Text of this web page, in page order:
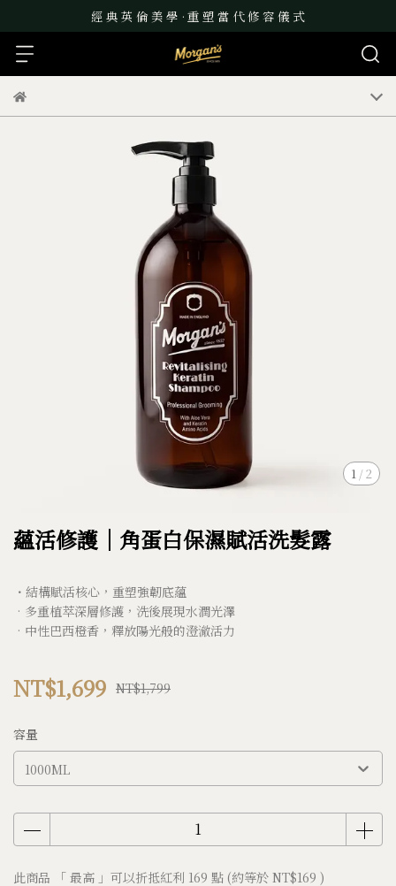
經 典 英 倫 美 學 · 重 塑 當 代 修 容 儀 式
1 /2
蘊活修護｜角蛋白保濕賦活洗髮露
・結構賦活核心，重塑強韌底蘊
•多重植萃深層修護，洗後展現水潤光澤
•中性巴西橙香，釋放陽光般的澄澈活力
NT$1,699 NT$1,799
容量
1000ML
此商品 「 最高 」可以折抵紅利 169 點 (約等於 NT$169 )